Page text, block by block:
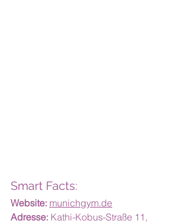
Smart Facts:
Website: munichgym.de
Adresse: Kathi-Kobus-Straße 11,